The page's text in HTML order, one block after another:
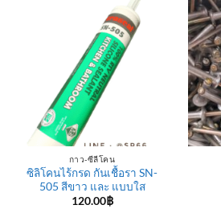
กาว-ซีลีโคน
ซิลิโคนไร้กรด กันเชื้อรา SN-
505 สีขาว และ แบบใส
120.00฿